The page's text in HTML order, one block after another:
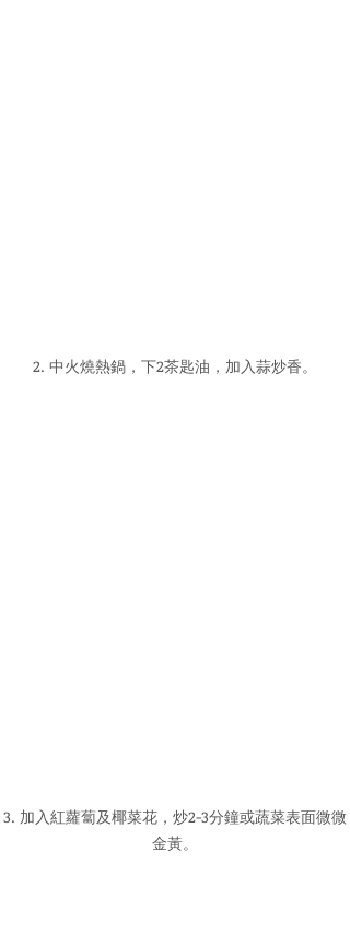
2. 中火燒熱鍋，下2茶匙油，加入蒜炒香。
3. 加入紅蘿蔔及椰菜花，炒2-3分鐘或蔬菜表面微微
金黃。